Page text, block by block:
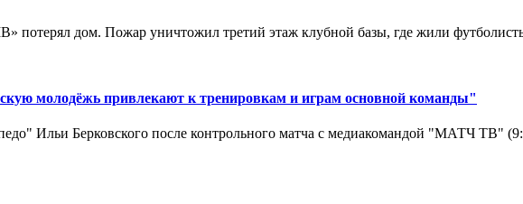
дом. Пожар уничтожил третий этаж клубной базы, где жили
молодёжь привлекают к тренировкам и играм основной команды"
Ильи Берковского после контрольного матча с медиакомандой "МАТЧ ТВ"